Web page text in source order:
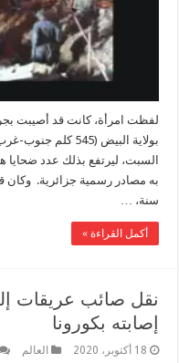
لفظت امرأة، كانت قد أصيبت
بولاية البيض (545
السبت، ليرتفع بذلك عدد
سنة، …
أكمل القراءة »
نقل صائب عريقات
إصابته بكورونا
18 أكتوبر، 2020 العالم